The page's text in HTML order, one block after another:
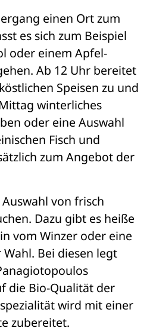
einen Ort zum
es sich zum Beispiel
oder einem Apfel-
Ab 12 Uhr bereitet
Speisen zu und
winterliches
oder eine Auswahl
Fisch und
zum Angebot der
von frisch
Dazu gibt es heiße
vom Winzer oder eine
Bei diesen legt
die Bio-Qualität der
wird mit einer
zubereitet.